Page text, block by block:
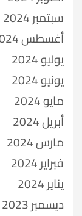
سبتمبر 2024
أغسطس 2024
يوليو 2024
يونيو 2024
مايو 2024
أبريل 2024
مارس 2024
فبراير 2024
يناير 2024
ديسمبر 2023